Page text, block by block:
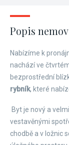
Popis
Nabízíme k
nachází ve
bezprostřední
rybník, které
Byt je nový a
vestavěnými
chodbě a v ložnic